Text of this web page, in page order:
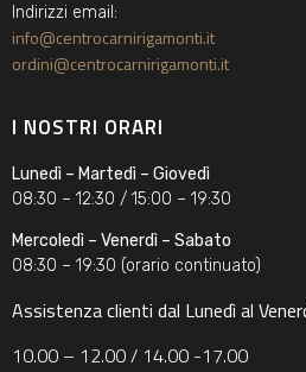
Indirizzi email:
info@centrocarnirigamonti.it
ordini@centrocarnirigamonti.it
I NOSTRI ORARI
Lunedì – Martedì – Giovedì
08:30 – 12:30 / 15:00 – 19:30
Mercoledì – Venerdì – Sabato
08:30 – 19:30 (orario continuato)
Assistenza clienti dal Lunedì al
10.00 – 12.00 / 14.00 -17.00